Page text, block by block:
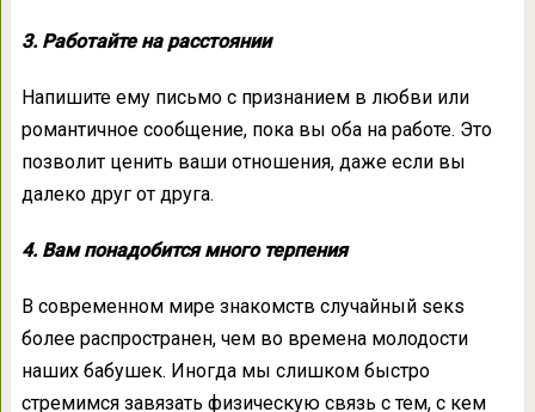
3. Работайте на расстоянии
Напишите ему письмо с признанием в любви или
романтичное сообщение, пока вы оба на работе. Это
позволит ценить ваши отношения, даже если вы
далеко друг от друга.
4. Вам понадобится много терпения
В современном мире знакомств случайный sекs
более распространен, чем во времена молодости
наших бабушек. Иногда мы слишком быстро
стремимся завязать физическую связь с тем, с кем